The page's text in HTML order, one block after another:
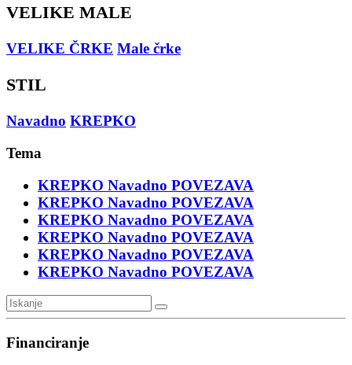
VELIKE MALE
VELIKE ČRKE Male črke
STIL
Navadno KREPKO
Tema
KREPKO Navadno POVEZAVA
KREPKO Navadno POVEZAVA
KREPKO Navadno POVEZAVA
KREPKO Navadno POVEZAVA
KREPKO Navadno POVEZAVA
KREPKO Navadno POVEZAVA
Financiranje